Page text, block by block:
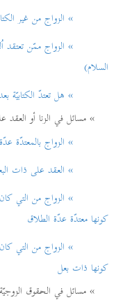
» الزواج من غير
» الزواج ممّن تعتقد
السلام)
» هل تعتدّ الكتابيّة بعد
» مسائل في الزنا أو العقد
» الزواج بالمعتدّة عدّة
» العقد على ذات
» الزواج من التي كان
كونها معتدّة عدّة الطلاق
» الزواج من التي كان
كونها ذات بعل
» مسائل في الحقوق الزوجيّة